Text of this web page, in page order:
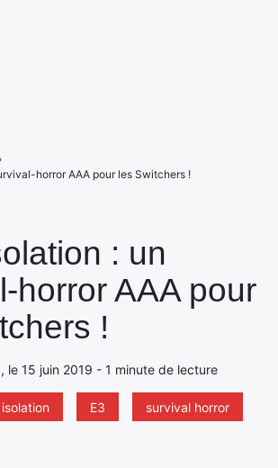
: un
horror AAA pour
!
le 15 juin 2019 - 1 minute de lecture
E3
survival horror
›
horror AAA pour les Switchers !